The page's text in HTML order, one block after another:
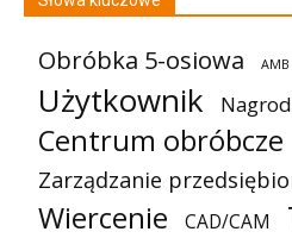
Obróbka 5-osiowa
Użytkownik
Centrum obróbcze
Zarządzanie
Wiercenie CAD/CAM